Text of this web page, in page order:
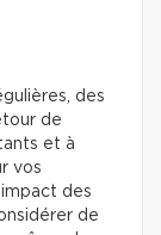
des
de
et à
vos
des
de